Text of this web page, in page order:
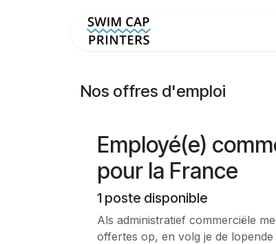
Nos offres d'emploi
Employé(e)
pour la France
1 poste disponible
Als administratief commerciële
offertes op, en volg je de